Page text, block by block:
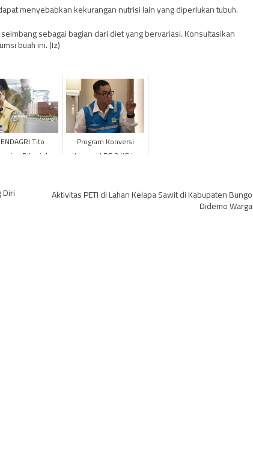
menyebabkan kekurangan nutrisi lain yang diperlukan tubuh.
sebagai bagian dari diet yang bervariasi. Konsultasikan
buah ini. (Iz)
Tito
Ditunjuk
Program Konversi
Kompor LPG 3 KG ke
Listrik 450 V...
Aktivitas PETI di Lahan Kelapa Sawit di Kabupaten Bungo
Didemo Warga